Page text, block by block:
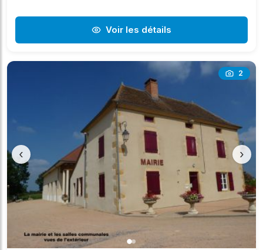
Voir les détails
2
‹ ›